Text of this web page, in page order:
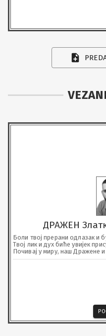
ДРАЖЕН
Боли твој прерани одлазак и
Твој лик и дух биће увијек
Почивај у миру, наш Дражене
небеско царство.